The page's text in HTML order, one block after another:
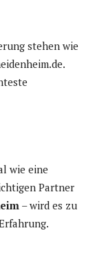
stehen wie
wie eine
Partner
– wird es zu